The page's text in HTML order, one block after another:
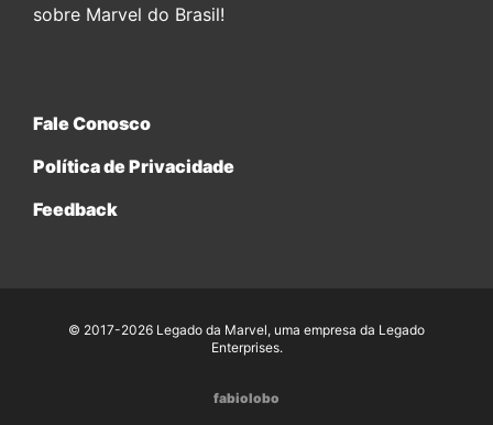
sobre Marvel do Brasil!
Fale Conosco
Política de Privacidade
Feedback
© 2017-2026 Legado da Marvel, uma empresa da Legado
Enterprises.
fabiolobo